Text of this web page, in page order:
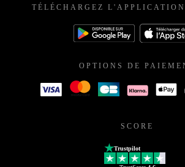
TÉLÉCHARGEZ
OPTIONS DE
SCORE
Trustpilot